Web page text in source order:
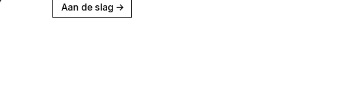
Aan de slag →